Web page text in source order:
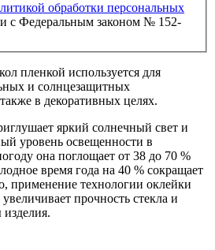
обработки персональных
с Федеральным законом № 152-
пленкой используется для
и солнцезащитных
в декоративных целях.
яркий солнечный свет и
уровень освещенности в
она поглощает от 38 до 70 %
время года на 40 % сокращает
применение технологии оклейки
прочность стекла и